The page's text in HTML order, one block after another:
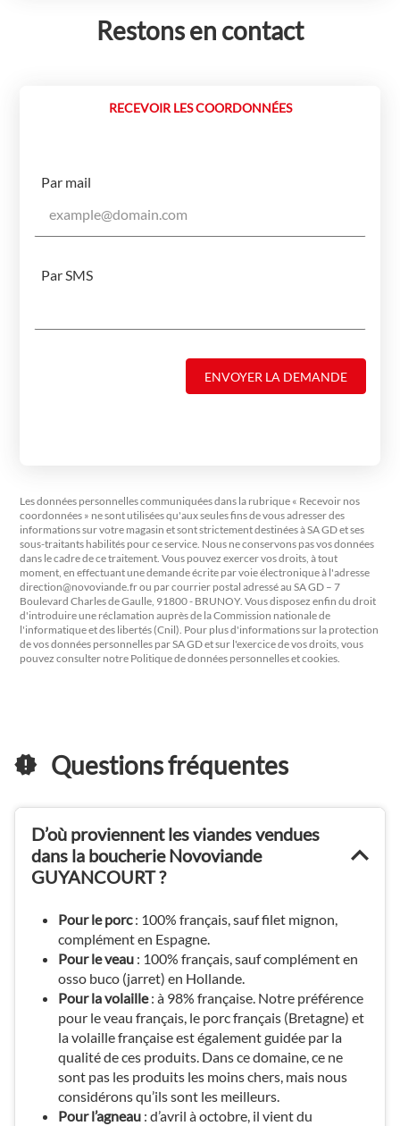
Restons en contact
RECEVOIR LES COORDONNÉES
Par mail
Par SMS
ENVOYER LA DEMANDE
Les données personnelles communiquées dans la rubrique « Recevoir nos
coordonnées » ne sont utilisées qu'aux seules fins de vous adresser des
informations sur votre magasin et sont strictement destinées à SA GD et ses
sous-traitants habilités pour ce service. Nous ne conservons pas vos données
dans le cadre de ce traitement. Vous pouvez exercer vos droits, à tout
moment, en effectuant une demande écrite par voie électronique à l'adresse
direction@novoviande.frou par courrier postal adressé au SA GD – 7
Boulevard Charles de Gaulle, 91800 - BRUNOY. Vous disposez enfin du droit
d'introduire une réclamation auprès de la Commission nationale de
l'informatique et des libertés (Cnil). Pour plus d'informations sur la protection
de vos données personnelles par SA GD et sur l'exercice de vos droits, vous
pouvez consulter notre Politique de données personnelles et cookies.
Questions fréquentes
D’où proviennent les viandes vendues
dans la boucherie Novoviande
GUYANCOURT ?
Pour le porc: 100% français, sauf filet mignon,
complément en Espagne.
Pour le veau : 100% français, sauf complément en
osso buco (jarret) en Hollande.
Pour la volaille: à 98% française. Notre préférence
pour le veau français, le porc français (Bretagne) et
la volaille française est également guidée par la
qualité de ces produits. Dans ce domaine, ce ne
sont pas les produits les moins chers, mais nous
considérons qu’ils sont les meilleurs.
Pour l’agneau : d’avril à octobre, il vient du